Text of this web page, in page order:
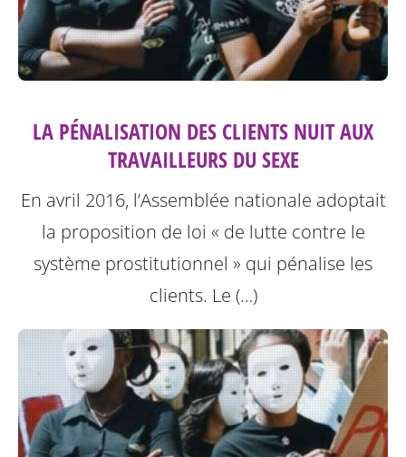
LA PÉNALISATION DES CLIENTS NUIT AUX
TRAVAILLEURS DU SEXE
En avril 2016, l’Assemblée nationale adoptait
la proposition de loi « de lutte contre le
système prostitutionnel » qui pénalise les
clients. Le (…)